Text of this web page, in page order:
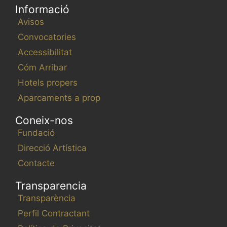
Informació
Avisos
Convocatories
Accessibilitat
Cóm Arribar
Hotels propers
Aparcaments a prop
Coneix-nos
Fundació
Direcció Artística
Contacte
Transparencia
Transparència
Perfil Contractant